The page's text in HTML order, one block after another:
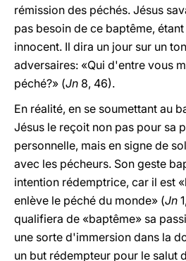
rémission des péchés. Jésus
pas besoin de ce baptême,
innocent. Il dira un jour sur un
adversaires: «Qui d'entre vous
péché?» (Jn 8, 46).
En réalité, en se soumettant au
Jésus le reçoit non pas pour sa
personnelle, mais en signe de
avec les pécheurs. Son geste
intention rédemptrice, car il est
enlève le péché du monde» (Jn
qualifiera de «baptême» sa
une sorte d'immersion dans la
un but rédempteur pour le salut